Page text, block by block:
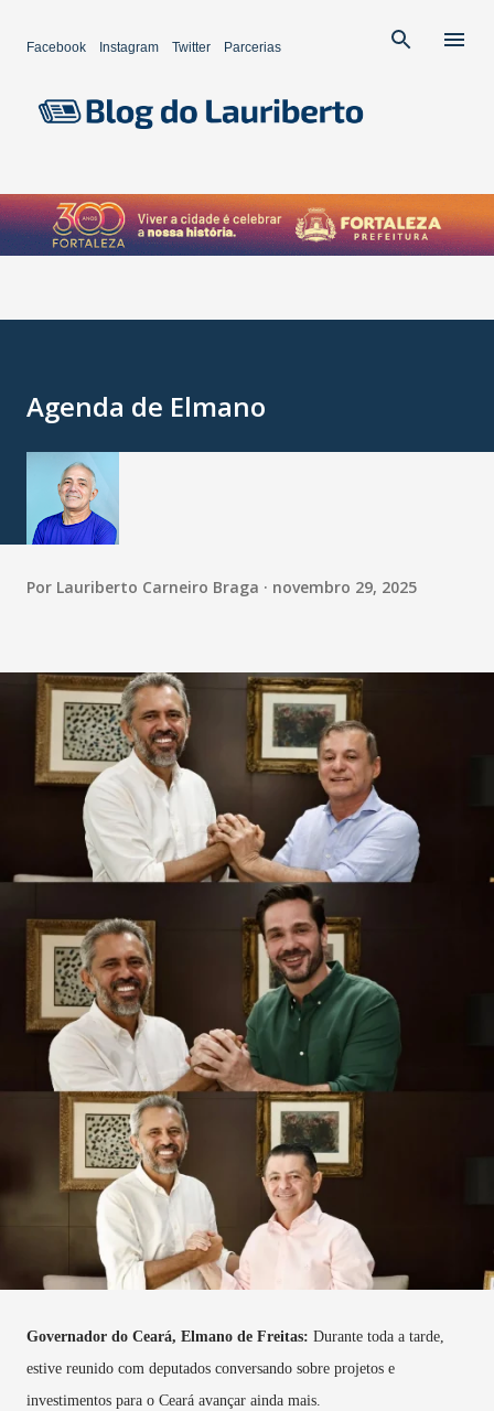
Facebook Instagram Twitter Parcerias
Agenda de Elmano
Por Lauriberto Carneiro Braga novembro 29, 2025
Governador do Ceará, Elmano de Freitas: Durante toda a tarde,
estive reunido com deputados conversando sobre projetos e
investimentos para o Ceará avançar ainda mais.